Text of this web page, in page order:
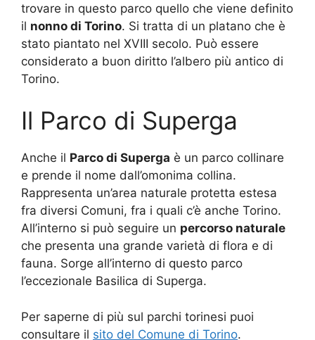
trovare in questo parco quello che viene definito
il nonno di Torino. Si tratta di un platano che è
stato piantato nel XVIII secolo. Può essere
considerato a buon diritto l’albero più antico di
Torino.
Il Parco di Superga
Anche il Parco di Superga è un parco collinare
e prende il nome dall’omonima collina.
Rappresenta un’area naturale protetta estesa
fra diversi Comuni, fra i quali c’è anche Torino.
All’interno si può seguire un percorso naturale
che presenta una grande varietà di flora e di
fauna. Sorge all’interno di questo parco
l’eccezionale Basilica di Superga.
Per saperne di più sul parchi torinesi puoi
consultare il sito del Comune di Torino.